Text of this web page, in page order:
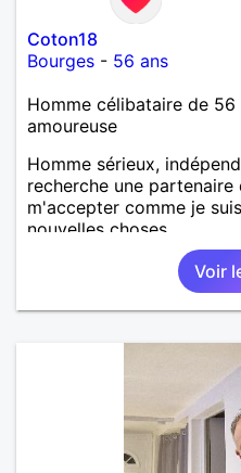
Coton18
Bourges - 56 ans
Homme célibataire de
amoureuse
Homme sérieux,
recherche une
m'accepter comme je
nouvelles choses...
Voir